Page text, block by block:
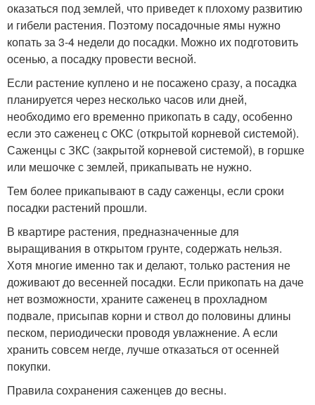
оказаться под землей, что приведет к плохому развитию
и гибели растения. Поэтому посадочные ямы нужно
копать за 3-4 недели до посадки. Можно их подготовить
осенью, а посадку провести весной.
Если растение куплено и не посажено сразу, а посадка
планируется через несколько часов или дней,
необходимо его временно прикопать в саду, особенно
если это саженец с ОКС (открытой корневой системой).
Саженцы с ЗКС (закрытой корневой системой), в горшке
или мешочке с землей, прикапывать не нужно.
Тем более прикапывают в саду саженцы, если сроки
посадки растений прошли.
В квартире растения, предназначенные для
выращивания в открытом грунте, содержать нельзя.
Хотя многие именно так и делают, только растения не
доживают до весенней посадки. Если прикопать на даче
нет возможности, храните саженец в прохладном
подвале, присыпав корни и ствол до половины длины
песком, периодически проводя увлажнение. А если
хранить совсем негде, лучше отказаться от осенней
покупки.
Правила сохранения саженцев до весны.